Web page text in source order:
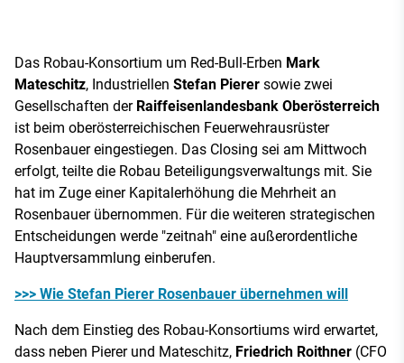
Das Robau-Konsortium um Red-Bull-Erben Mark
Mateschitz, Industriellen Stefan Pierer sowie zwei
Gesellschaften der Raiffeisenlandesbank Oberösterreich
ist beim oberösterreichischen Feuerwehrausrüster
Rosenbauer eingestiegen. Das Closing sei am Mittwoch
erfolgt, teilte die Robau Beteiligungsverwaltungs mit. Sie
hat im Zuge einer Kapitalerhöhung die Mehrheit an
Rosenbauer übernommen. Für die weiteren strategischen
Entscheidungen werde "zeitnah" eine außerordentliche
Hauptversammlung einberufen.
>>> Wie Stefan Pierer Rosenbauer übernehmen will
Nach dem Einstieg des Robau-Konsortiums wird erwartet,
dass neben Pierer und Mateschitz, Friedrich Roithner (CFO